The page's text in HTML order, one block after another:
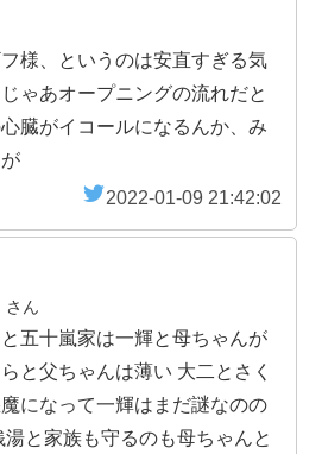
様、というのは安直すぎる気
ゃあオープニングの流れだと
臓がイコールになるんか、み
2022-01-09 21:42:02
さん
五十嵐家は一輝と母ちゃんが
と父ちゃんは薄い 大二とさく
になって一輝はまだ謎なのの
と家族も守るのも母ちゃんと